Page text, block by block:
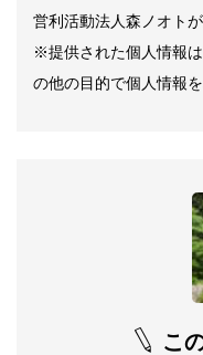
営利活動法人森ノオト
※提供された個人情報
の他の目的で個人情報
こ